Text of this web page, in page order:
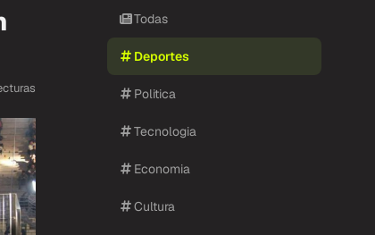
Todas
Deportes
Politica
Tecnologia
Economia
Cultura